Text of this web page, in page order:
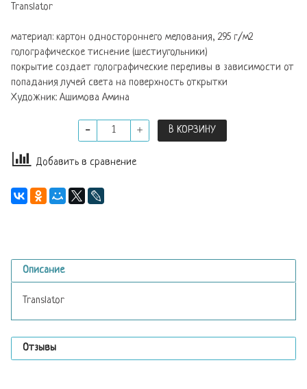
Translator
материал: картон одностороннего мелования, 295 г/м2
голографическое тиснение (шестиугольники)
покрытие создает голографические переливы в зависимости от
попадания лучей света на поверхность открытки
Художник: Ашимова Амина
В КОРЗИНУ
Добавить в сравнение
Описание
Translator
Отзывы